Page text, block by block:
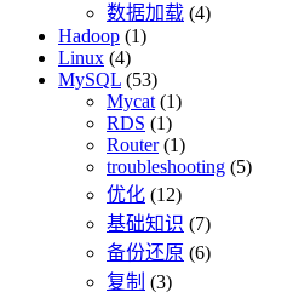
数据加载 (4)
Hadoop (1)
Linux (4)
MySQL (53)
Mycat (1)
RDS (1)
Router(1)
troubleshooting (5)
优化 (12)
基础知识 (7)
备份还原 (6)
复制 (3)